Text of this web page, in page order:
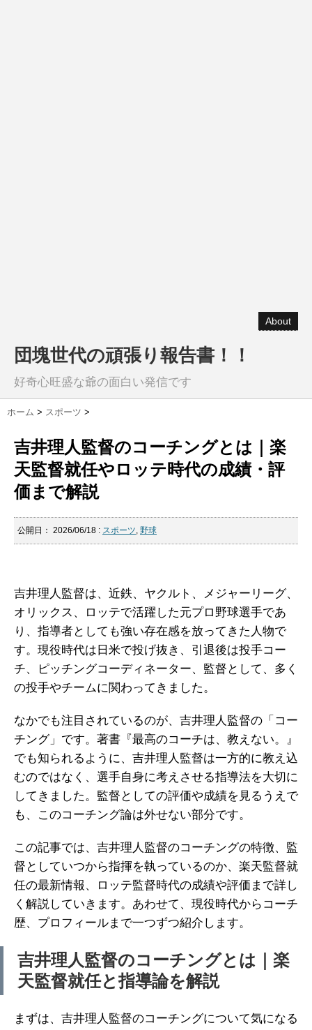
About
団塊世代の頑張り報告書！！
好奇心旺盛な爺の面白い発信です
ホーム > スポーツ >
吉井理人監督のコーチングとは｜楽
天監督就任やロッテ時代の成績・評
価まで解説
公開日： 2026/06/18 : スポーツ, 野球
吉井理人監督は、近鉄、ヤクルト、メジャーリーグ、
オリックス、ロッテで活躍した元プロ野球選手であ
り、指導者としても強い存在感を放ってきた人物で
す。現役時代は日米で投げ抜き、引退後は投手コー
チ、ピッチングコーディネーター、監督として、多く
の投手やチームに関わってきました。
なかでも注目されているのが、吉井理人監督の「コー
チング」です。著書『最高のコーチは、教えない。』
でも知られるように、吉井理人監督は一方的に教え込
むのではなく、選手自身に考えさせる指導法を大切に
してきました。監督としての評価や成績を見るうえで
も、このコーチング論は外せない部分です。
この記事では、吉井理人監督のコーチングの特徴、監
督としていつから指揮を執っているのか、楽天監督就
任の最新情報、ロッテ監督時代の成績や評価まで詳し
く解説していきます。あわせて、現役時代からコーチ
歴、プロフィールまで一つずつ紹介します。
吉井理人監督のコーチングとは｜楽
天監督就任と指導論を解説
まずは、吉井理人監督のコーチングについて気になる